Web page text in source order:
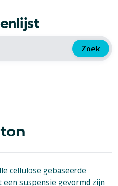
Zoek
cellulose gebaseerde
suspensie gevormd zijn